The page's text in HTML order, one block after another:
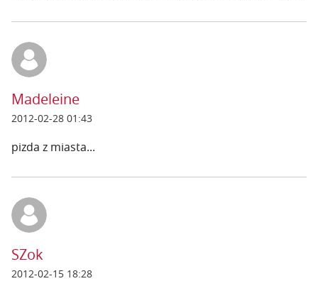
Madeleine
2012-02-28 01:43
pizda z miasta...
SZok
2012-02-15 18:28